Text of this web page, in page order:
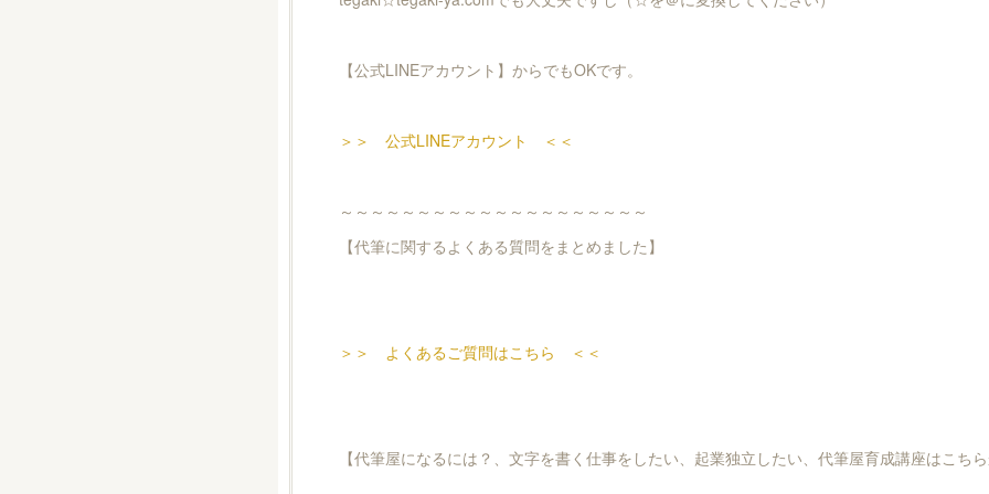
【公式LINEアカウント】からでもOKです。
＞＞ 公式LINEアカウント ＜＜
～～～～～～～～～～～～～～～～～～～～
【代筆に関するよくある質問をまとめました】
＞＞ よくあるご質問はこちら ＜＜
【代筆屋になるには？、文字を書く仕事をしたい、起業独立したい、代筆屋育成講座はこち